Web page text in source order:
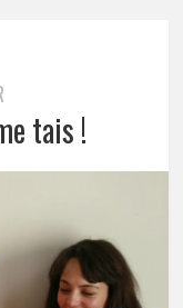
tais !